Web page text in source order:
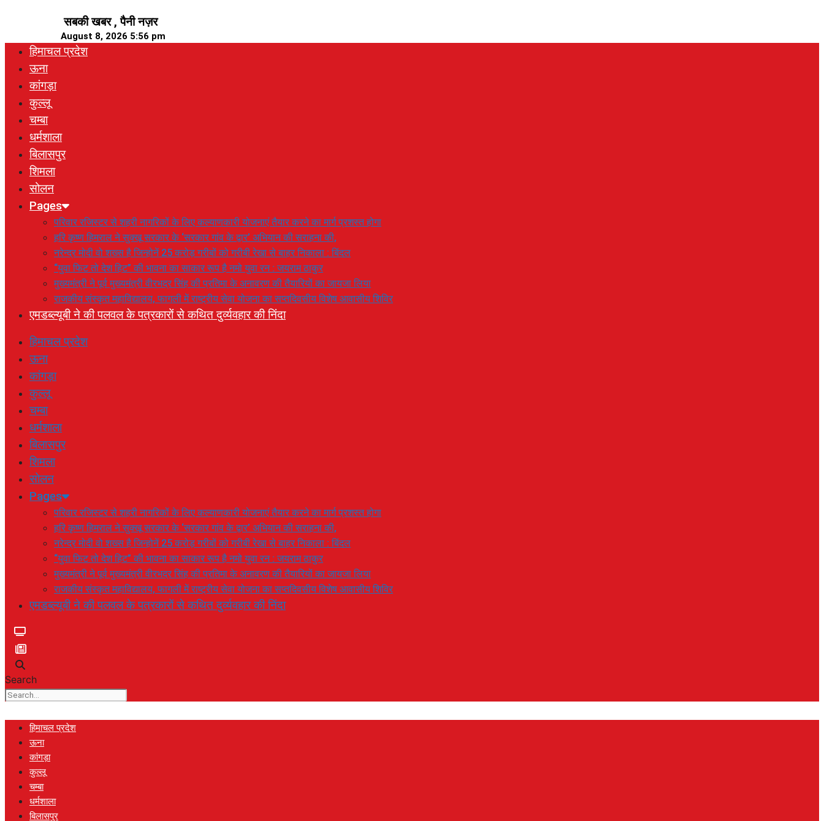
content
सबकी खबर , पैनी नज़र
August 8, 2026 5:56 pm
हिमाचल प्रदेश
ऊना
कांगड़ा
कुल्लू
चम्बा
धर्मशाला
बिलासपुर
शिमला
सोलन
Pages
परिवार रजिस्टर से शहरी नागरिकों के लिए कल्याणकारी योजनाएं तैयार करने का मार्ग प्रशस्त होगा
हरि कृष्ण हिमराल ने सुक्खू सरकार के ‘सरकार गांव के द्वार’ अभियान की सराहना की,
नरेन्द्र मोदी वो शख्स है जिन्होनें 25 करोड़ गरीबों को गरीबी रेखा से बाहर निकाला : बिंदल
“युवा फिट तो देश हिट” की भावना का साकार रूप है नमो युवा रन : जयराम ठाकुर
मुख्यमंत्री ने पूर्व मुख्यमंत्री वीरभद्र सिंह की प्रतिमा के अनावरण की तैयारियों का जायजा लिया
राजकीय संस्कृत महाविद्यालय, फागली में राष्ट्रीय सेवा योजना का सप्तदिवसीय विशेष आवासीय शिविर
एमडब्ल्यूबी ने की पलवल के पत्रकारों से कथित दुर्व्यवहार की निंदा
हिमाचल प्रदेश
ऊना
कांगड़ा
कुल्लू
चम्बा
धर्मशाला
बिलासपुर
शिमला
सोलन
Pages
परिवार रजिस्टर से शहरी नागरिकों के लिए कल्याणकारी योजनाएं तैयार करने का मार्ग प्रशस्त होगा
हरि कृष्ण हिमराल ने सुक्खू सरकार के ‘सरकार गांव के द्वार’ अभियान की सराहना की,
नरेन्द्र मोदी वो शख्स है जिन्होनें 25 करोड़ गरीबों को गरीबी रेखा से बाहर निकाला : बिंदल
“युवा फिट तो देश हिट” की भावना का साकार रूप है नमो युवा रन : जयराम ठाकुर
मुख्यमंत्री ने पूर्व मुख्यमंत्री वीरभद्र सिंह की प्रतिमा के अनावरण की तैयारियों का जायजा लिया
राजकीय संस्कृत महाविद्यालय, फागली में राष्ट्रीय सेवा योजना का सप्तदिवसीय विशेष आवासीय शिविर
एमडब्ल्यूबी ने की पलवल के पत्रकारों से कथित दुर्व्यवहार की निंदा
Search
हिमाचल प्रदेश
ऊना
कांगड़ा
कुल्लू
चम्बा
धर्मशाला
बिलासपुर